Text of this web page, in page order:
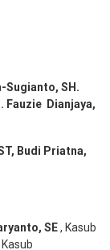
-Sugianto, SH.
Fauzie Dianjaya,
, Budi Priatna,
SE, Kasub
Kasub